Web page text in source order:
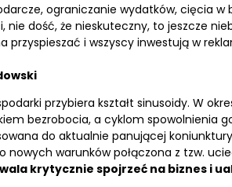
ograniczanie wydatków, cięcia
nie dość, że nieskuteczny, to jeszcze
przyspieszać i wszyscy inwestują w
przybiera kształt sinusoidy. W
bezrobocia, a cyklom spowolnienia
do aktualnie panującej
nowych warunków połączona z tzw.
krytycznie spojrzeć na biznes i